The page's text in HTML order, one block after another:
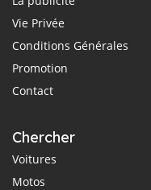
Vie Privée
Conditions Générales
Promotion
Contact
Chercher
Voitures
Motos